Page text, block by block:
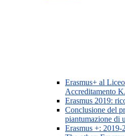
Erasmus+ al
Accreditamento
Erasmus 2019:
Conclusione del
piantumazione di
Erasmus +: 2019-